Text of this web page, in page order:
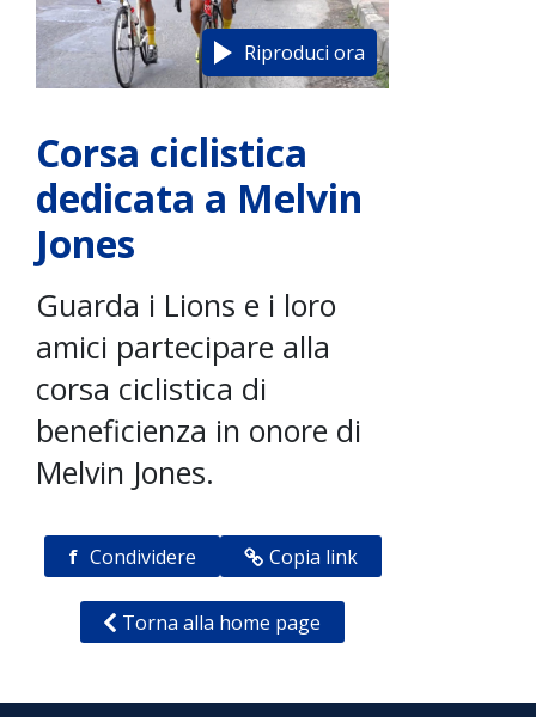
Riproduci ora
Corsa ciclistica
dedicata a Melvin
Jones
Guarda i Lions e i loro
amici partecipare alla
corsa ciclistica di
beneficienza in onore di
Melvin Jones.
f Condividere Copia link
Torna alla home page